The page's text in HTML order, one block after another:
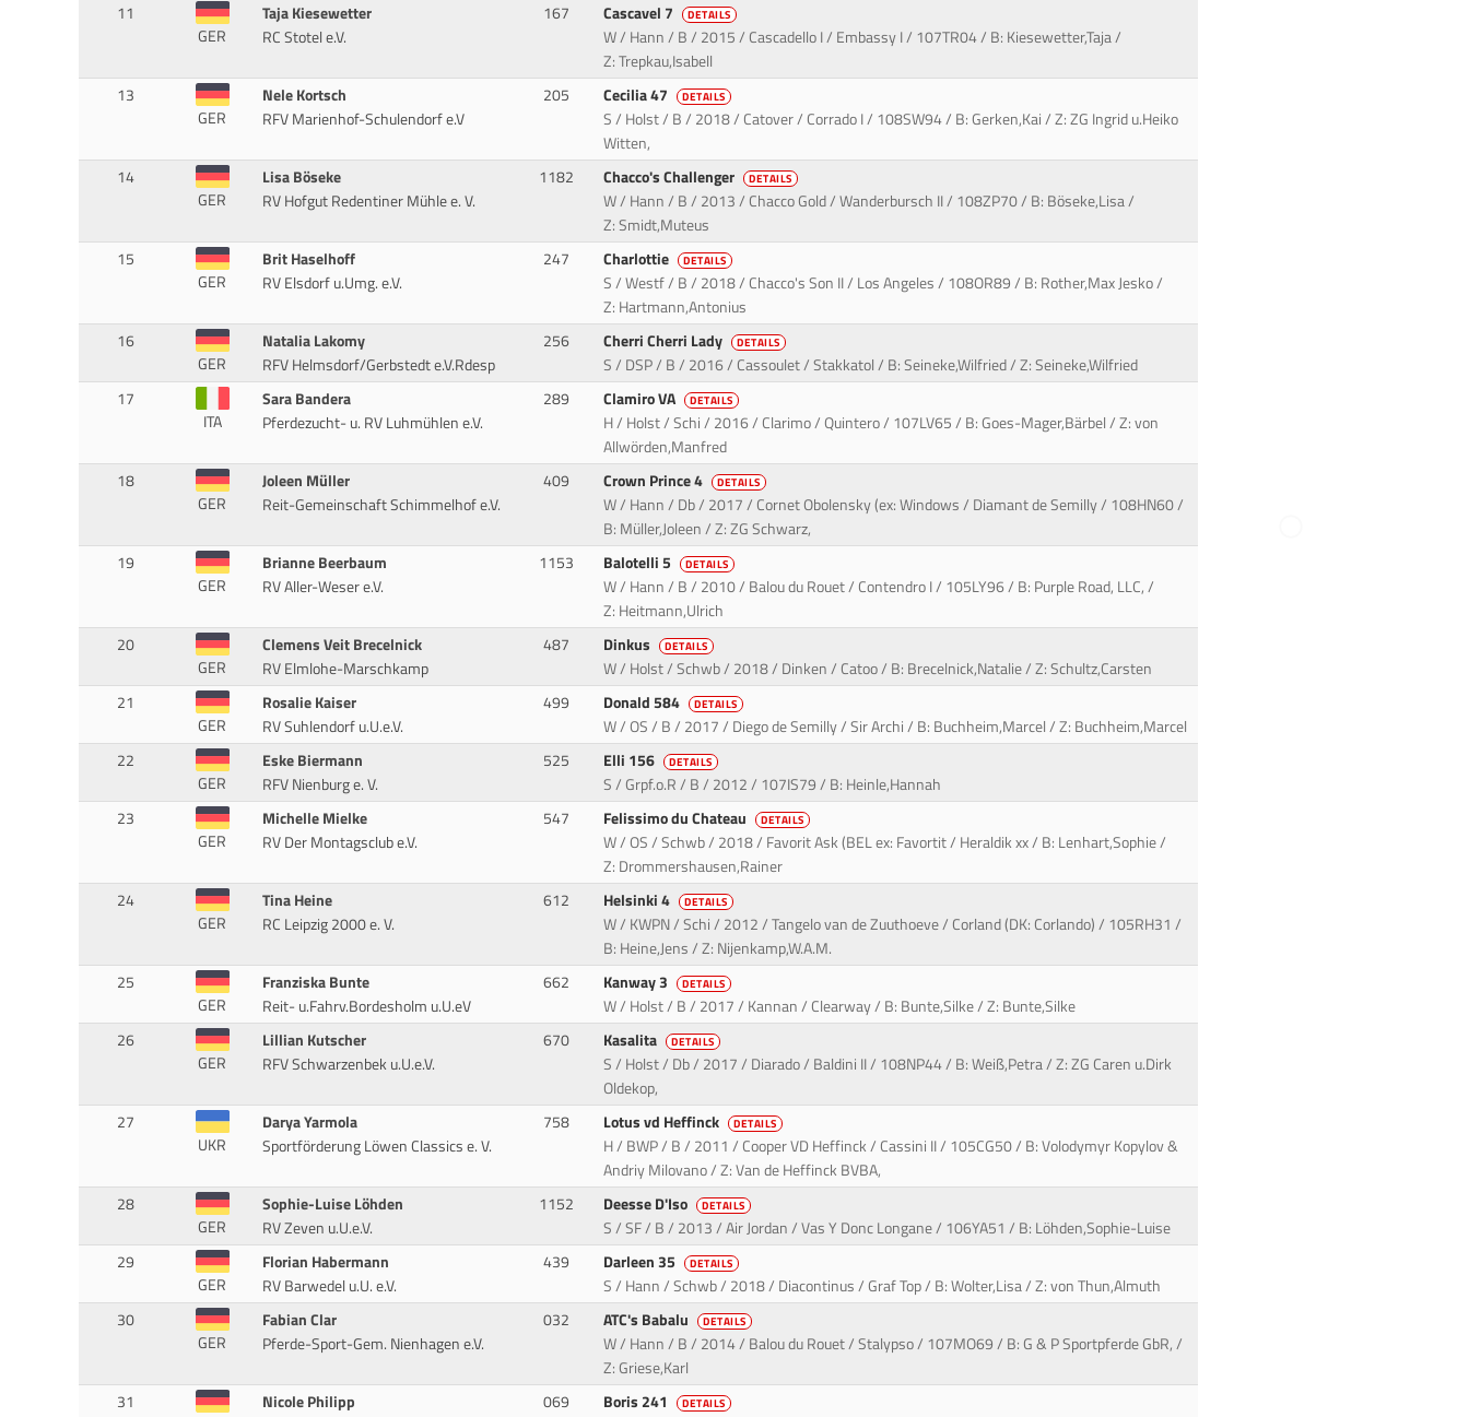
11
GER
Taja Kiesewetter
RC Stotel e.V.
167 Cascavel 7 DETAILS
W / Hann / B / 2015 / Cascadello I / Embassy I / 107TR04 / B: Kiesewetter,Taja /
Z: Trepkau,Isabell
13
GER
Nele Kortsch
RFV Marienhof-Schulendorf e.V
205 Cecilia 47 DETAILS
S / Holst / B / 2018 / Catover / Corrado I / 108SW94 / B: Gerken,Kai / Z: ZG Ingrid u.Heiko
Witten,
14
GER
Lisa Böseke
RV Hofgut Redentiner Mühle e. V.
1182 Chacco's Challenger DETAILS
W / Hann / B / 2013 / Chacco Gold / Wanderbursch II / 108ZP70 / B: Böseke,Lisa /
Z: Smidt,Muteus
15
GER
Brit Haselhoff
RV Elsdorf u.Umg. e.V.
247 Charlottie DETAILS
S / Westf / B / 2018 / Chacco's Son II / Los Angeles / 108OR89 / B: Rother,Max Jesko /
Z: Hartmann,Antonius
16
GER
Natalia Lakomy
RFV Helmsdorf/Gerbstedt e.V.Rdesp
256 Cherri Cherri Lady DETAILS
S / DSP / B / 2016 / Cassoulet / Stakkatol / B: Seineke,Wilfried / Z: Seineke,Wilfried
17
ITA
Sara Bandera
Pferdezucht- u. RV Luhmühlen e.V.
289 Clamiro VA DETAILS
H / Holst / Schi / 2016 / Clarimo / Quintero / 107LV65 / B: Goes-Mager,Bärbel / Z: von
Allwörden,Manfred
18
GER
Joleen Müller
Reit-Gemeinschaft Schimmelhof e.V.
409 Crown Prince 4 DETAILS
W / Hann / Db / 2017 / Cornet Obolensky (ex: Windows / Diamant de Semilly / 108HN60 /
B: Müller,Joleen / Z: ZG Schwarz,
19
GER
Brianne Beerbaum
RV Aller-Weser e.V.
1153 Balotelli 5 DETAILS
W / Hann / B / 2010 / Balou du Rouet / Contendro I / 105LY96 / B: Purple Road, LLC, /
Z: Heitmann,Ulrich
20
GER
Clemens Veit Brecelnick
RV Elmlohe-Marschkamp
487 Dinkus DETAILS
W / Holst / Schwb / 2018 / Dinken / Catoo / B: Brecelnick,Natalie / Z: Schultz,Carsten
21
GER
Rosalie Kaiser
RV Suhlendorf u.U.e.V.
499 Donald 584 DETAILS
W / OS / B / 2017 / Diego de Semilly / Sir Archi / B: Buchheim,Marcel / Z: Buchheim,Marcel
22
GER
Eske Biermann
RFV Nienburg e. V.
525 Elli 156 DETAILS
S / Grpf.o.R / B / 2012 / 107IS79 / B: Heinle,Hannah
23
GER
Michelle Mielke
RV Der Montagsclub e.V.
547 Felissimo du Chateau DETAILS
W / OS / Schwb / 2018 / Favorit Ask (BEL ex: Favortit / Heraldik xx / B: Lenhart,Sophie /
Z: Drommershausen,Rainer
24
GER
Tina Heine
RC Leipzig 2000 e. V.
612 Helsinki 4 DETAILS
W / KWPN / Schi / 2012 / Tangelo van de Zuuthoeve / Corland (DK: Corlando) / 105RH31 /
B: Heine,Jens / Z: Nijenkamp,W.A.M.
25
GER
Franziska Bunte
Reit- u.Fahrv.Bordesholm u.U.eV
662 Kanway 3 DETAILS
W / Holst / B / 2017 / Kannan / Clearway / B: Bunte,Silke / Z: Bunte,Silke
26
GER
Lillian Kutscher
RFV Schwarzenbek u.U.e.V.
670 Kasalita DETAILS
S / Holst / Db / 2017 / Diarado / Baldini II / 108NP44 / B: Weiß,Petra / Z: ZG Caren u.Dirk
Oldekop,
27
UKR
Darya Yarmola
Sportförderung Löwen Classics e. V.
758 Lotus vd Heffinck DETAILS
H / BWP / B / 2011 / Cooper VD Heffinck / Cassini II / 105CG50 / B: Volodymyr Kopylov &
Andriy Milovano / Z: Van de Heffinck BVBA,
28
GER
Sophie-Luise Löhden
RV Zeven u.U.e.V.
1152 Deesse D'Iso DETAILS
S / SF / B / 2013 / Air Jordan / Vas Y Donc Longane / 106YA51 / B: Löhden,Sophie-Luise
29
GER
Florian Habermann
RV Barwedel u.U. e.V.
439 Darleen 35 DETAILS
S / Hann / Schwb / 2018 / Diacontinus / Graf Top / B: Wolter,Lisa / Z: von Thun,Almuth
30
GER
Fabian Clar
Pferde-Sport-Gem. Nienhagen e.V.
032 ATC's Babalu DETAILS
W / Hann / B / 2014 / Balou du Rouet / Stalypso / 107MO69 / B: G & P Sportpferde GbR, /
Z: Griese,Karl
31
Nicole Philipp
069 Boris 241 DETAILS